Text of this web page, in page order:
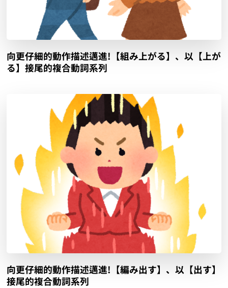
向更仔細的動作描述邁進!【組み上がる】、以【上が
る】接尾的複合動詞系列
向更仔細的動作描述邁進!【編み出す】、以【出す】
接尾的複合動詞系列